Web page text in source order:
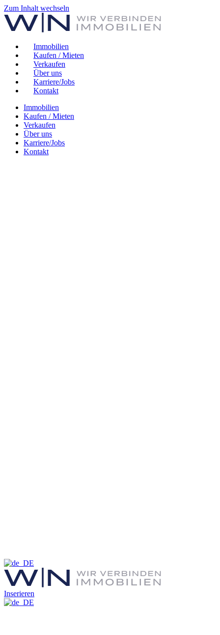
Zum Inhalt wechseln
Immobilien
Kaufen / Mieten
Verkaufen
Über uns
Karriere/Jobs
Kontakt
Immobilien
Kaufen / Mieten
Verkaufen
Über uns
Karriere/Jobs
Kontakt
Inserieren